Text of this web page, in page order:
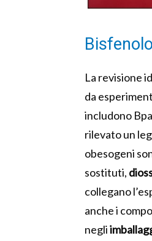
La revisione
da
includono
rilevato un
obesogeni
sostituti,
collegano
anche i
negli